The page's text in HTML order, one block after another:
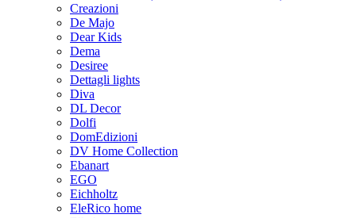
Creazioni
De Majo
Dear Kids
Dema
Desiree
Dettagli lights
Diva
DL Decor
Dolfi
DomEdizioni
DV Home Collection
Ebanart
EGO
Eichholtz
EleRico home